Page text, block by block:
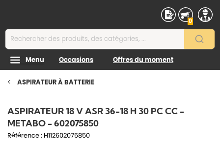
0
Menu Occasions Offres du moment
ASPIRATEUR À BATTERIE
ASPIRATEUR 18 V ASR 36-18 H 30 PC CC -
METABO - 602075850
Référence : H112602075850